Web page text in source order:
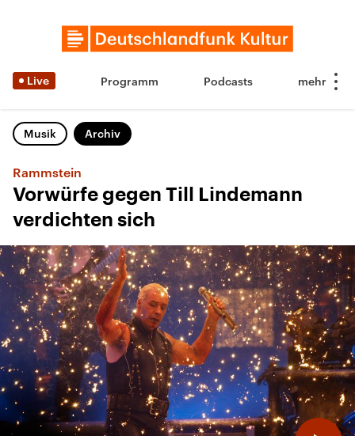
Live Programm Podcasts
Musik Archiv
Rammstein
Vorwürfe gegen Till Lindemann
verdichten sich